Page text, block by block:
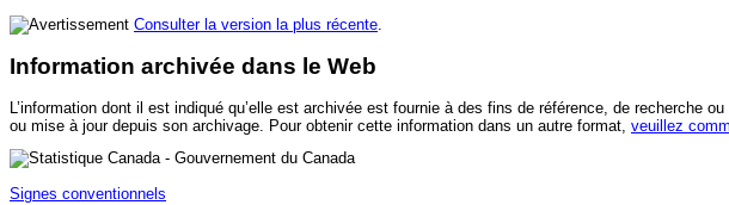
Consulter la version la plus récente
Information archivée dans le Web
L’information dont il est indiqué qu’elle est archivée est fournie à des fins de référence, de recherche
ou mise à jour depuis son archivage. Pour obtenir cette information dans un autre format, veuillez
Signes conventionnels